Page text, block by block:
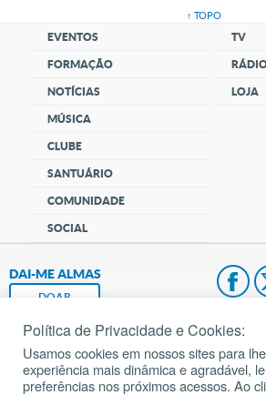
↑ TOPO
EVENTOS
FORMAÇÃO
NOTÍCIAS
MÚSICA
CLUBE
SANTUÁRIO
COMUNIDADE
SOCIAL
TV
LOJA
DAI-ME ALMAS
DOAR
Fundação João Paulo II
Pedido de Oração
Política de Privacidade e Cookies:
Usamos cookies em nossos sites para
experiência mais dinâmica e agradável,
preferências nos próximos acessos. Ao